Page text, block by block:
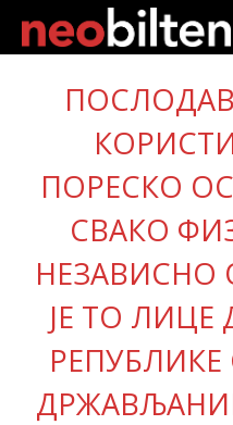
Почетна
Претрага
Актуелно
Подаци
О нама
Претплата
ПОРЕСКО
СВАКО
НЕЗАВИСНО
ЈЕ ТО
РЕПУБЛИКЕ